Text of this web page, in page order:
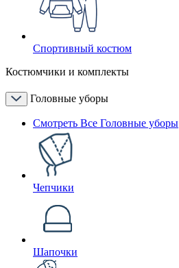
Спортивный костюм
Костюмчики и комплекты
Головные уборы
Смотреть Все Головные уборы
Чепчики
Шапочки